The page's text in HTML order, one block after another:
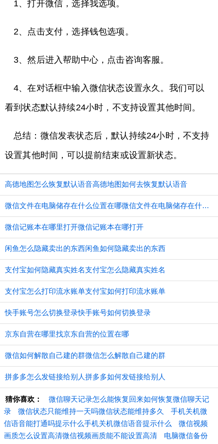
1、打开微信，选择我选项。
2、点击支付，选择钱包选项。
3、然后进入帮助中心，点击咨询客服。
4、在对话框中输入微信状态设置永久。我们可以
看到状态默认持续24小时，不支持设置其他时间。
总结：微信发表状态后，默认持续24小时，不支持
设置其他时间，可以提前结束或设置新状态。
高德地图怎么恢复默认语音高德地图如何去恢复默认语音
微信文件在电脑储存在什么位置在哪微信文件在电脑储存在什么位置
微信记账本在哪里打开微信记账本在哪打开
闲鱼怎么隐藏卖出的东西闲鱼如何隐藏卖出的东西
支付宝如何隐藏真实姓名支付宝怎么隐藏真实姓名
支付宝怎么打印流水账单支付宝如何打印流水账单
快手账号怎么切换登录快手账号如何切换登录
京东自营在哪里找京东自营的位置在哪
微信如何解散自己建的群微信怎么解散自己建的群
拼多多怎么发链接给别人拼多多如何发链接给别人
猜你喜欢：
微信聊天记录怎么能恢复回来如何恢复微信聊天记
录
微信状态只能维持一天吗微信状态能维持多久
手机关机微
信语音能打通吗提示什么手机关机微信语音提示什么
微信视频
画质怎么设置高清微信视频画质能不能设置高清
电脑微信备份